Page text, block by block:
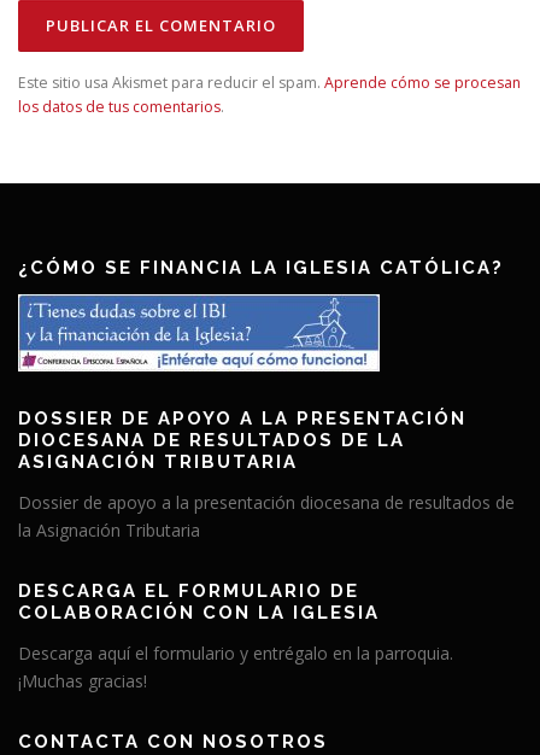
Este sitio usa Akismet para reducir el spam. Aprende cómo se procesan
los datos de tus comentarios.
¿CÓMO SE FINANCIA LA IGLESIA CATÓLICA?
DOSSIER DE APOYO A LA PRESENTACIÓN
DIOCESANA DE RESULTADOS DE LA
ASIGNACIÓN TRIBUTARIA
Dossier de apoyo a la presentación diocesana de resultados de
la Asignación Tributaria
DESCARGA EL FORMULARIO DE
COLABORACIÓN CON LA IGLESIA
Descarga aquí el formulario y entrégalo en la parroquia.
¡Muchas gracias!
CONTACTA CON NOSOTROS